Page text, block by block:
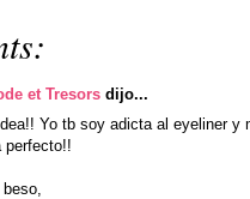
et Tresors dijo...
Yo tb soy adicta al eyeliner y
perfecto!!